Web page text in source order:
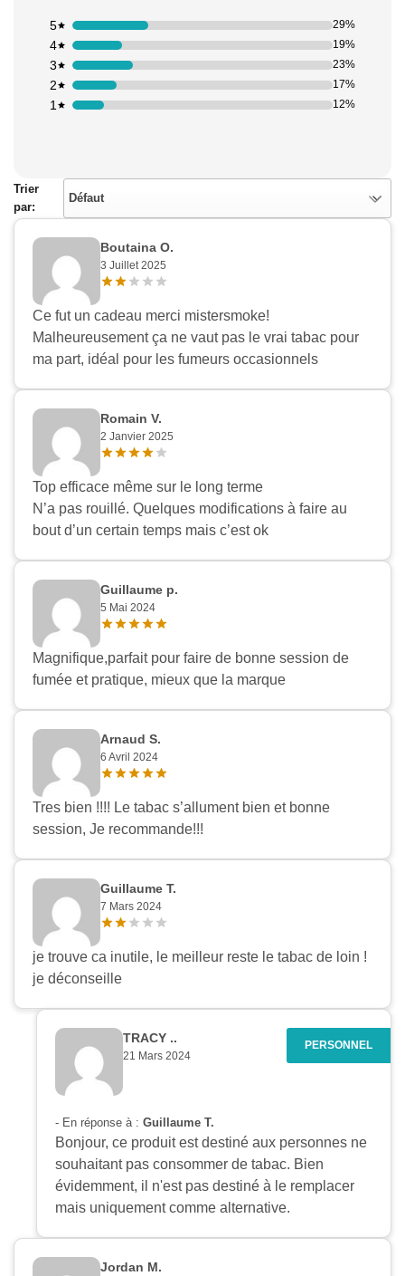
1 12%
2 17%
3 23%
4 19%
5 29%
Trier
par:
Défaut
Boutaina O.
3 Juillet 2025
Ce fut un cadeau merci mistersmoke!
Malheureusement ça ne vaut pas le vrai tabac pour
ma part, idéal pour les fumeurs occasionnels
Romain V.
2 Janvier 2025
Top efficace même sur le long terme
N’a pas rouillé. Quelques modifications à faire au
bout d’un certain temps mais c’est ok
Guillaume p.
5 Mai 2024
Magnifique,parfait pour faire de bonne session de
fumée et pratique, mieux que la marque
Arnaud S.
6 Avril 2024
Tres bien !!!! Le tabac s’allument bien et bonne
session, Je recommande!!!
Guillaume T.
7 Mars 2024
je trouve ca inutile, le meilleur reste le tabac de loin !
je déconseille
TRACY ..
21 Mars 2024
- En réponse à : Guillaume T.
Bonjour, ce produit est destiné aux personnes ne
souhaitant pas consommer de tabac. Bien
évidemment, il n'est pas destiné à le remplacer
mais uniquement comme alternative.
Jordan M.